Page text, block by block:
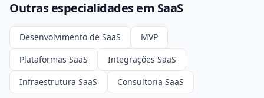
Outras especialidades em SaaS
Desenvolvimento de SaaS
MVP
Plataformas SaaS
Integrações SaaS
Infraestrutura SaaS
Consultoria SaaS